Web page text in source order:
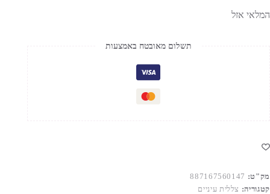
המלאי אזל
תשלום מאובטח באמצעות
מק"ט: 887167560147
קטגוריה: צללית עיניים